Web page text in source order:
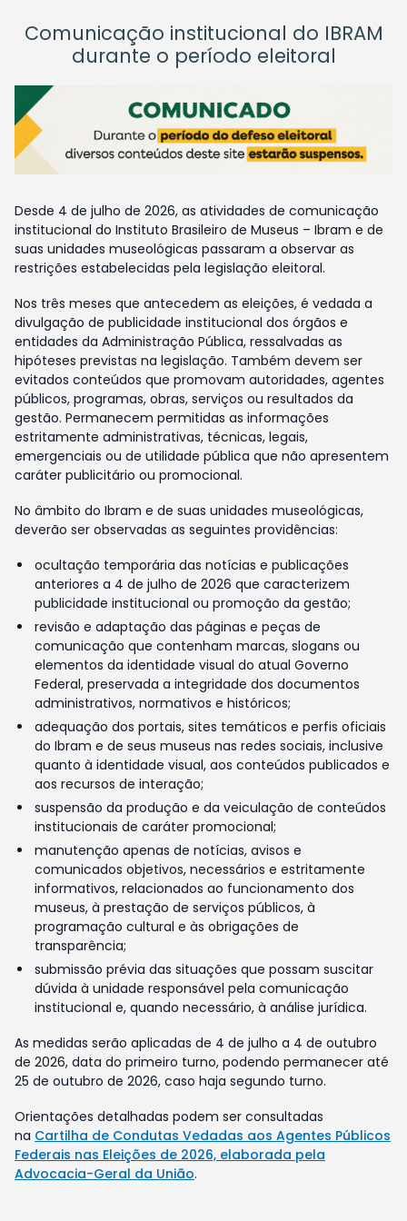
Comunicação institucional do IBRAM
durante o período eleitoral
Desde 4 de julho de 2026, as atividades de comunicação
institucional do Instituto Brasileiro de Museus – Ibram e de
suas unidades museológicas passaram a observar as
restrições estabelecidas pela legislação eleitoral.
Nos três meses que antecedem as eleições, é vedada a
divulgação de publicidade institucional dos órgãos e
entidades da Administração Pública, ressalvadas as
hipóteses previstas na legislação. Também devem ser
evitados conteúdos que promovam autoridades, agentes
públicos, programas, obras, serviços ou resultados da
gestão. Permanecem permitidas as informações
estritamente administrativas, técnicas, legais,
emergenciais ou de utilidade pública que não apresentem
caráter publicitário ou promocional.
No âmbito do Ibram e de suas unidades museológicas,
deverão ser observadas as seguintes providências:
ocultação temporária das notícias e publicações
anteriores a 4 de julho de 2026 que caracterizem
publicidade institucional ou promoção da gestão;
revisão e adaptação das páginas e peças de
comunicação que contenham marcas, slogans ou
elementos da identidade visual do atual Governo
Federal, preservada a integridade dos documentos
administrativos, normativos e históricos;
adequação dos portais, sites temáticos e perfis oficiais
do Ibram e de seus museus nas redes sociais, inclusive
quanto à identidade visual, aos conteúdos publicados e
aos recursos de interação;
suspensão da produção e da veiculação de conteúdos
institucionais de caráter promocional;
manutenção apenas de notícias, avisos e
comunicados objetivos, necessários e estritamente
informativos, relacionados ao funcionamento dos
museus, à prestação de serviços públicos, à
programação cultural e às obrigações de
transparência;
submissão prévia das situações que possam suscitar
dúvida à unidade responsável pela comunicação
institucional e, quando necessário, à análise jurídica.
As medidas serão aplicadas de 4 de julho a 4 de outubro
de 2026, data do primeiro turno, podendo permanecer até
25 de outubro de 2026, caso haja segundo turno.
Orientações detalhadas podem ser consultadas
na Cartilha de Condutas Vedadas aos Agentes Públicos
Federais nas Eleições de 2026, elaborada pela
Advocacia-Geral da União.